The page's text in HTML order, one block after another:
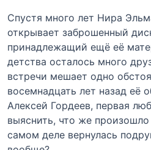
Спустя много лет Нира
открывает заброшенный
принадлежащий ещё её
детства осталось много
встречи мешает одно
восемнадцать лет назад её
Алексей Гордеев, первая
выяснить, что же произошло
самом деле вернулась